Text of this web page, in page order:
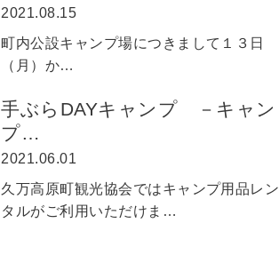
2021.08.15
町内公設キャンプ場につきまして１３日
（月）か…
手ぶらDAYキャンプ －キャン
プ…
2021.06.01
久万高原町観光協会ではキャンプ用品レン
タルがご利用いただけま…